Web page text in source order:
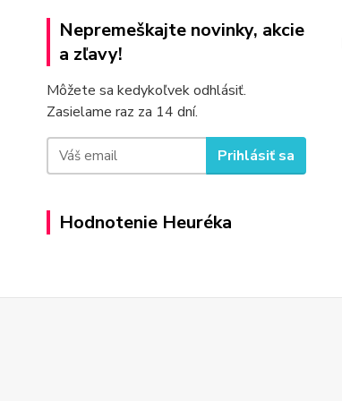
Nepremeškajte novinky, akcie
a zľavy!
Môžete sa kedykoľvek odhlásiť.
Zasielame raz za 14 dní.
Prihlásiť sa
Hodnotenie Heuréka